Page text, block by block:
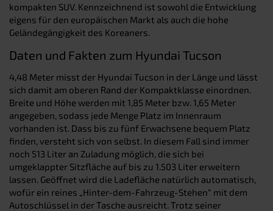
kompakten SUV. Kennzeichnend ist sowohl die Entwicklung
eigens für den europäischen Markt als auch die hohe
Geländegängigkeit des Koreaners.
Daten und Fakten zum Hyundai Tucson
4,48 Meter misst der Hyundai Tucson in der Länge und lässt
sich damit am oberen Rand der Kompaktklasse einordnen.
Breite und Höhe werden mit 1,85 Meter bzw. 1,65 Meter
angegeben, sodass jede Menge Platz im Innenraum
vorhanden ist. Dass bis zu fünf Erwachsene bequem Platz
finden, versteht sich von selbst. In diesem Fall sind immer
noch 513 Liter an Zuladung möglich, die sich bei
umgeklappter Sitzfläche auf bis zu 1.503 Liter erweitern
lassen. Geöffnet wird die Ladefläche natürlich automatisch,
wofür ein reines „Hinter-dem-Fahrzeug-Stehen“ mit dem
Autoschlüssel in der Tasche ausreicht. Trotz seiner